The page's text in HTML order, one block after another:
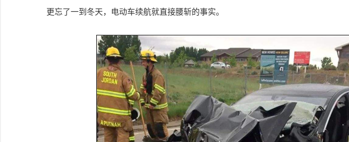
更忘了一到冬天，电动车续航就直接腰斩的事实。